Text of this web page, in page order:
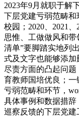
2023年9月就职于解
下层党建亏弱范畴和
校园；2020、2021
思惟、工做做风和
清单”要脚踏实地列
式及文字也能够添
尽责方面的凸起问题
育教师国培优良；一
亏弱范畴和环节，
具体事例和数据措辞
巡察反馈的下层党